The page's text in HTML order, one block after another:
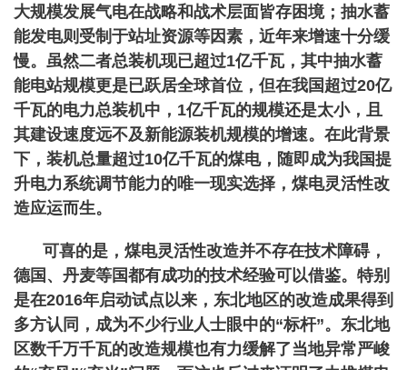
大规模发展气电在战略和战术层面皆存困境；抽水蓄
能发电则受制于站址资源等因素，近年来增速十分缓
慢。虽然二者总装机现已超过1亿千瓦，其中抽水蓄
能电站规模更是已跃居全球首位，但在我国超过20亿
千瓦的电力总装机中，1亿千瓦的规模还是太小，且
其建设速度远不及新能源装机规模的增速。在此背景
下，装机总量超过10亿千瓦的煤电，随即成为我国提
升电力系统调节能力的唯一现实选择，煤电灵活性改
造应运而生。
可喜的是，煤电灵活性改造并不存在技术障碍，
德国、丹麦等国都有成功的技术经验可以借鉴。特别
是在2016年启动试点以来，东北地区的改造成果得到
多方认同，成为不少行业人士眼中的“标杆”。东北地
区数千万千瓦的改造规模也有力缓解了当地异常严峻